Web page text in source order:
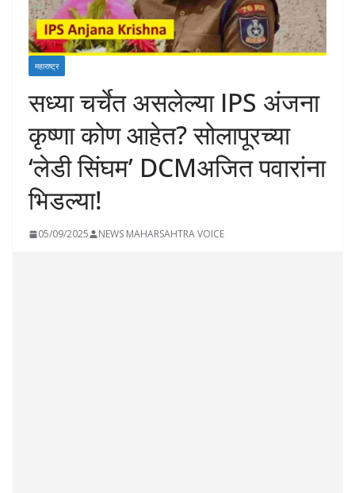
महाराष्ट्र
सध्या चर्चेत असलेल्या IPS अंजना
कृष्णा कोण आहेत? सोलापूरच्या
‘लेडी सिंघम’ DCMअजित पवारांना
भिडल्या!
05/09/2025 NEWS MAHARSAHTRA VOICE